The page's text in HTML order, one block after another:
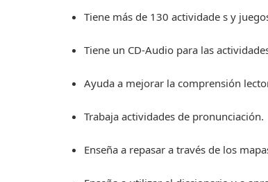
Tiene más de 130 actividade s y
Tiene un CD-Audio para las
Ayuda a mejorar la comprensión
Trabaja actividades de pronunciación.
Enseña a repasar a través de los